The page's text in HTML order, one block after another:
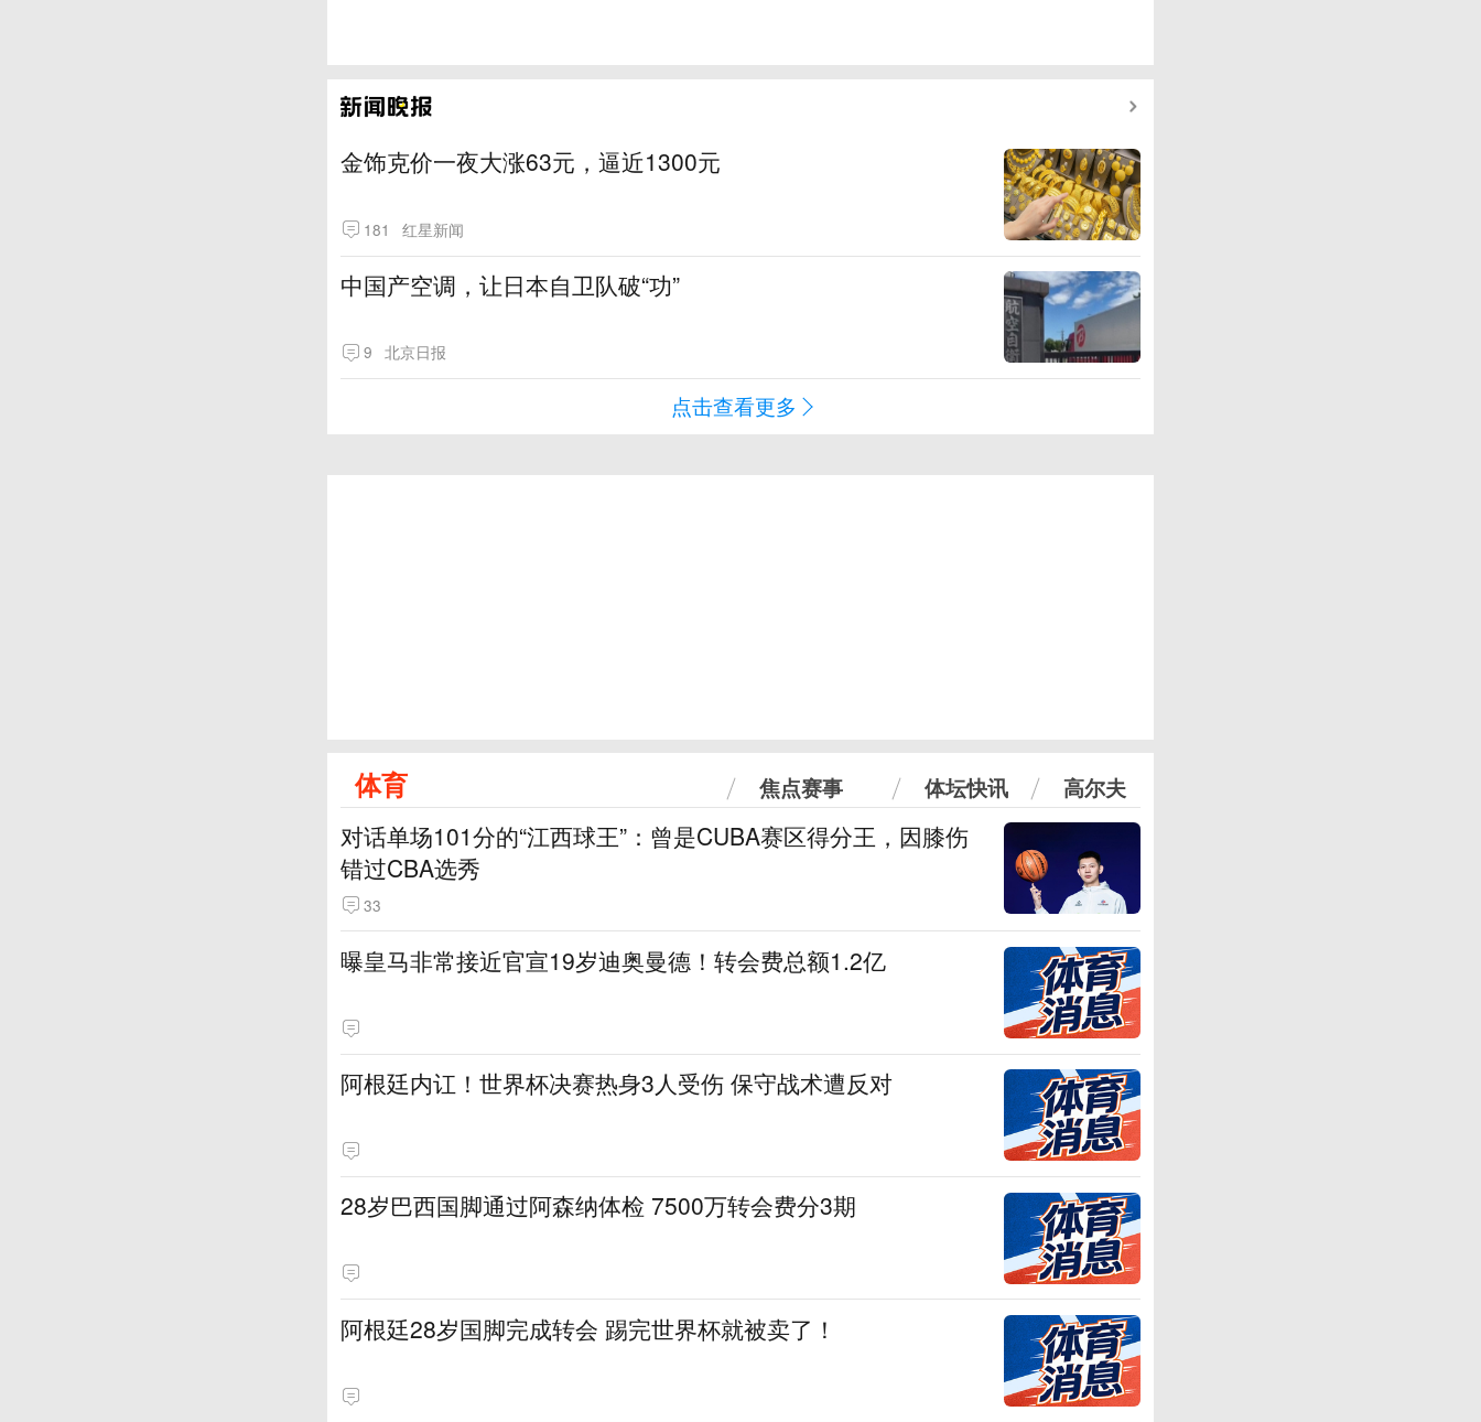
金饰克价一夜大涨63元，逼近1300元
181 红星新闻
中国产空调，让日本自卫队破“功”
9 北京日报
点击查看更多
体育 焦点赛事 体坛快讯 高尔夫
对话单场101分的“江西球王”：曾是CUBA赛区得分王，因膝伤
错过CBA选秀
33
曝皇马非常接近官宣19岁迪奥曼德！转会费总额1.2亿
阿根廷内讧！世界杯决赛热身3人受伤 保守战术遭反对
28岁巴西国脚通过阿森纳体检 7500万转会费分3期
阿根廷28岁国脚完成转会 踢完世界杯就被卖了！